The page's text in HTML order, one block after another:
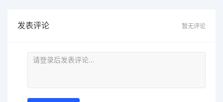
发表评论 暂无评论